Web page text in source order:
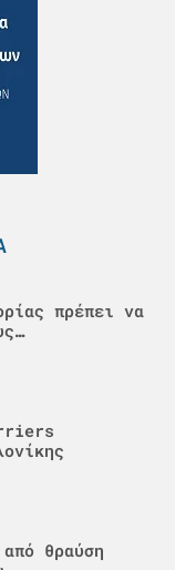
πρέπει να
θραύση